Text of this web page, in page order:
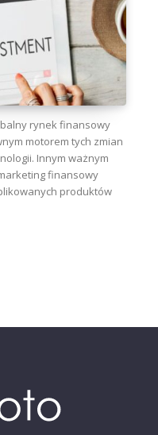
rynek finansowy
motorem tych zmian
Innym ważnym
finansowy
produktów